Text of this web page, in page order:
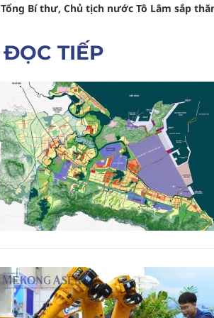
Tổng Bí thư, Chủ tịch nước Tô Lâm sắp
ĐỌC TIẾP